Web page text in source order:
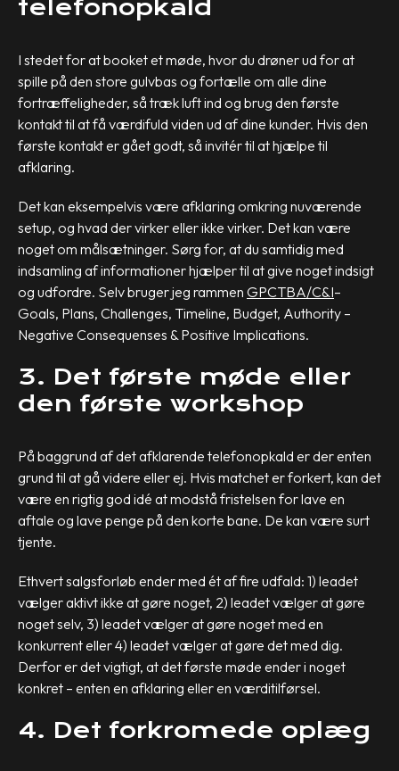
telefonopkald
I stedet for at booket et møde, hvor du drøner ud for at
spille på den store gulvbas og fortælle om alle dine
fortræffeligheder, så træk luft ind og brug den første
kontakt til at få værdifuld viden ud af dine kunder. Hvis den
første kontakt er gået godt, så invitér til at hjælpe til
afklaring.
Det kan eksempelvis være afklaring omkring nuværende
setup, og hvad der virker eller ikke virker. Det kan være
noget om målsætninger. Sørg for, at du samtidig med
indsamling af informationer hjælper til at give noget indsigt
og udfordre. Selv bruger jeg rammen GPCTBA/C&I–
Goals, Plans, Challenges, Timeline, Budget, Authority –
Negative Consequenses & Positive Implications.
3. Det første møde eller
den første workshop
På baggrund af det afklarende telefonopkald er der enten
grund til at gå videre eller ej. Hvis matchet er forkert, kan det
være en rigtig god idé at modstå fristelsen for lave en
aftale og lave penge på den korte bane. De kan være surt
tjente.
Ethvert salgsforløb ender med ét af fire udfald: 1) leadet
vælger aktivt ikke at gøre noget, 2) leadet vælger at gøre
noget selv, 3) leadet vælger at gøre noget med en
konkurrent eller 4) leadet vælger at gøre det med dig.
Derfor er det vigtigt, at det første møde ender i noget
konkret – enten en afklaring eller en værditilførsel.
4. Det forkromede oplæg